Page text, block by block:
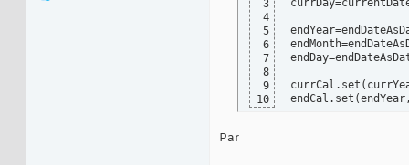
3
4
5
6
7
8
9
10
currCal.set (
endCal.set (
Par